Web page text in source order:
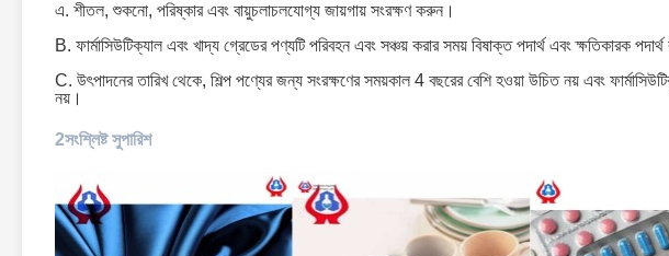
এ. শীতল, শুকনো, পরিষ্কার এবং বায়ুচলাচলযোগ্য জায়গায় সংরক্ষণ করুন।
B. ফার্মাসিউটিক্যাল এবং খাদ্য গ্রেডের পণ্যটি পরিবহন এবং সঞ্চয় করার সময় বিষাক্ত পদার্থ এবং ক্ষতিকারক
C. উৎপাদনের তারিখ থেকে, শিল্প পণ্যের জন্য সংরক্ষণের সময়কাল 4 বছরের বেশি হওয়া উচিত নয় এবং
নয়।
2সংশ্লিষ্ট সুপারিশ